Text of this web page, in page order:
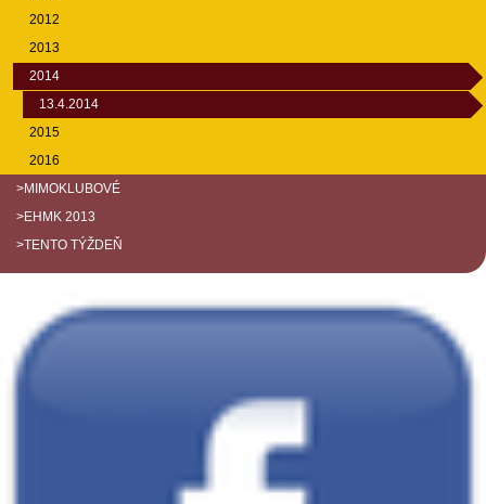
2012
2013
2014
13.4.2014
2015
2016
>MIMOKLUBOVÉ
>EHMK 2013
>TENTO TÝŽDEŇ